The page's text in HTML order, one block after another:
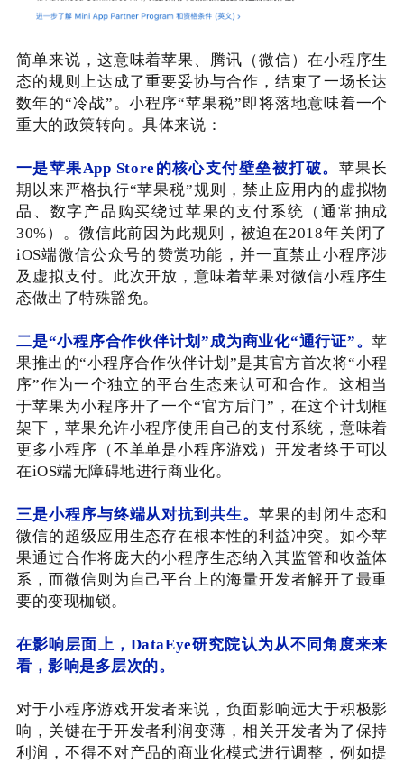
简单来说，这意味着苹果、腾讯（微信）在小程序生
态的规则上达成了重要妥协与合作，结束了一场长达
数年的“冷战”。小程序“苹果税”即将落地意味着一个
重大的政策转向。具体来说：
一是苹果App Store的核心支付壁垒被打破。 苹果长
期以来严格执行“苹果税”规则，禁止应用内的虚拟物
品、数字产品购买绕过苹果的支付系统（通常抽成
30%）。微信此前因为此规则，被迫在2018年关闭了
iOS端微信公众号的赞赏功能，并一直禁止小程序涉
及虚拟支付。此次开放，意味着苹果对微信小程序生
态做出了特殊豁免。
二是“小程序合作伙伴计划”成为商业化“通行证”。苹
果推出的“小程序合作伙伴计划”是其官方首次将“小程
序”作为一个独立的平台生态来认可和合作。这相当
于苹果为小程序开了一个“官方后门”，在这个计划框
架下，苹果允许小程序使用自己的支付系统，意味着
更多小程序（不单单是小程序游戏）开发者终于可以
在iOS端无障碍地进行商业化。
三是小程序与终端从对抗到共生。 苹果的封闭生态和
微信的超级应用生态存在根本性的利益冲突。如今苹
果通过合作将庞大的小程序生态纳入其监管和收益体
系，而微信则为自己平台上的海量开发者解开了最重
要的变现枷锁。
在影响层面上，DataEye研究院认为从不同角度来来
看，影响是多层次的。
对于小程序游戏开发者来说，负面影响远大于积极影
响，关键在于开发者利润变薄，相关开发者为了保持
利润，不得不对产品的商业化模式进行调整，例如提